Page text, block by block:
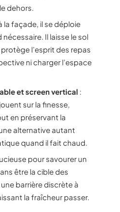
dehors.
la façade, il se déploie
Il laisse le sol
l’esprit des repas
ni charger l’espace
et screen vertical :
sur la finesse,
en préservant la
alternative autant
quand il fait chaud.
pour savourer un
être la cible des
barrière discrète à
la fraîcheur passer.